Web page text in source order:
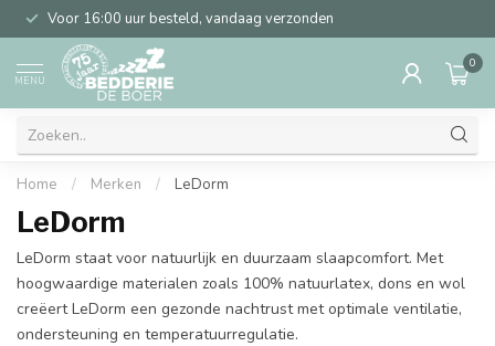
Voor 16:00 uur besteld, vandaag verzonden
MENU
0
Home / Merken / LeDorm
LeDorm
LeDorm staat voor natuurlijk en duurzaam slaapcomfort. Met
hoogwaardige materialen zoals 100% natuurlatex, dons en wol
creëert LeDorm een gezonde nachtrust met optimale ventilatie,
ondersteuning en temperatuurregulatie.